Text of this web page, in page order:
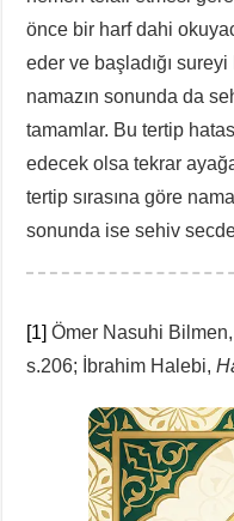
önce bir harf dahi
eder ve başladığı
namazın sonunda da
tamamlar. Bu tertip
edecek olsa tekrar
tertip sırasına göre
sonunda ise sehiv
[1] Ömer Nasuhi
s.206; İbrahim Halebi,